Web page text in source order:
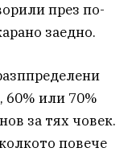
през по-
заедно.
60% или 70%
за тях човек.
повече